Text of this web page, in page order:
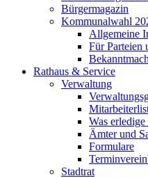
Bürgermagazin
Kommunalwahl
Allgemeine
Für Parteien
Rathaus & Service
Verwaltung
Was
Ämter und
Formulare
Stadtrat